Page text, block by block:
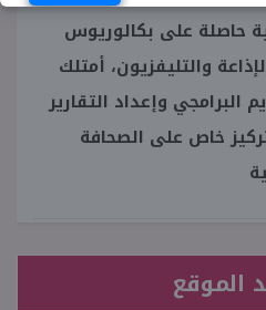
حاصلة على بكالوريوس
والتليفزيون، أمتلك
البرامجي وإعداد التقارير
خاص على الصحافة
الموقع